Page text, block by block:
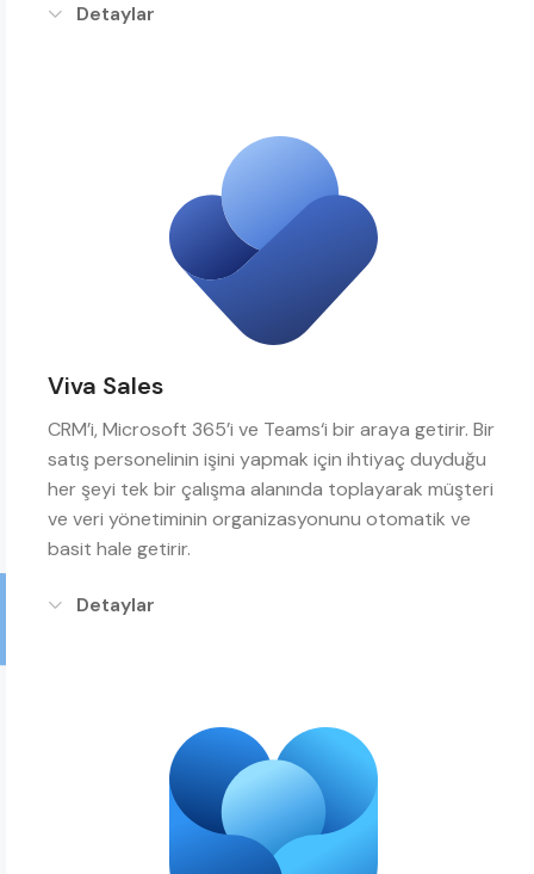
Detaylar
Viva Sales
CRM’i, Microsoft 365’i ve Teams‘i bir araya getirir. Bir
satış personelinin işini yapmak için ihtiyaç duyduğu
her şeyi tek bir çalışma alanında toplayarak müşteri
ve veri yönetiminin organizasyonunu otomatik ve
basit hale getirir.
Detaylar